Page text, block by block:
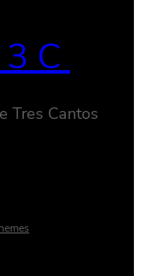
Tres Cantos